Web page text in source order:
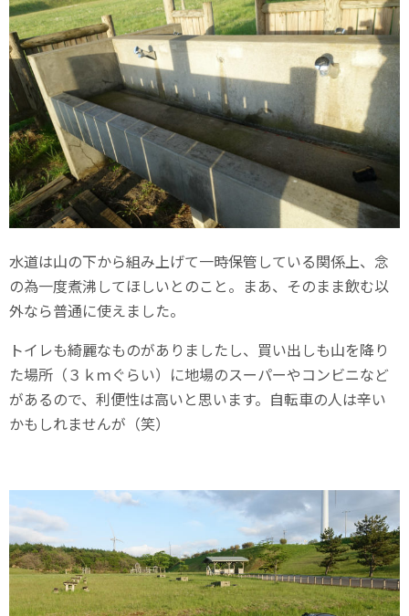
水道は山の下から組み上げて一時保管している関係上、念
の為一度煮沸してほしいとのこと。まあ、そのまま飲む以
外なら普通に使えました。
トイレも綺麗なものがありましたし、買い出しも山を降り
た場所（３ｋｍぐらい）に地場のスーパーやコンビニなど
があるので、利便性は高いと思います。自転車の人は辛い
かもしれませんが（笑）